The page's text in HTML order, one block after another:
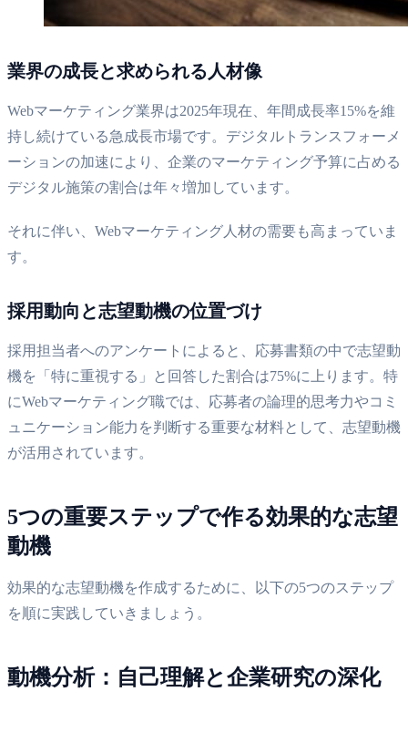
業界の成長と求められる人材像
Webマーケティング業界は2025年現在、年間成長率15%を維
持し続けている急成長市場です。デジタルトランスフォーメ
ーションの加速により、企業のマーケティング予算に占める
デジタル施策の割合は年々増加しています。
それに伴い、Webマーケティング人材の需要も高まっていま
す。
採用動向と志望動機の位置づけ
採用担当者へのアンケートによると、応募書類の中で志望動
機を「特に重視する」と回答した割合は75%に上ります。特
にWebマーケティング職では、応募者の論理的思考力やコミ
ュニケーション能力を判断する重要な材料として、志望動機
が活用されています。
5つの重要ステップで作る効果的な志望
動機
効果的な志望動機を作成するために、以下の5つのステップ
を順に実践していきましょう。
動機分析：自己理解と企業研究の深化